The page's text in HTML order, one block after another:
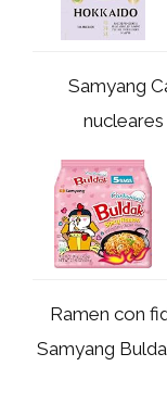
Samyang
Ramen con
Samyang